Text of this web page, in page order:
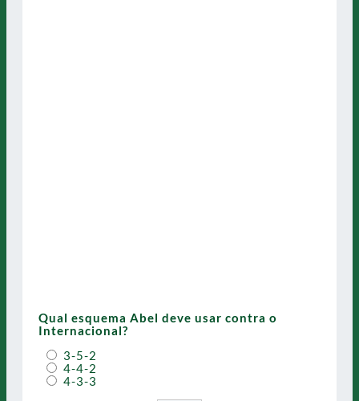
Qual esquema Abel deve usar contra o
Internacional?
3-5-2
4-4-2
4-3-3